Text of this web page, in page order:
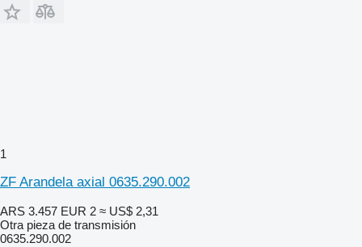
1
ZF Arandela axial 0635.290.002
ARS 3.457 EUR 2 ≈ US$ 2,31
Otra pieza de transmisión
0635.290.002